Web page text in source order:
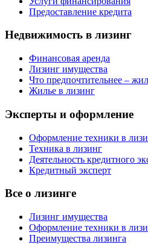
Предоставление кредита
Недвижимость в лизинг
Финансовая аренда
Лизинг имущества
Что предпочтительнее –
Жилье в лизинг
Эксперты и оформление
Оформление техники в
Техника в лизинг
Деятельность кредитного
Кредитный эксперт
Все о лизинге
Лизинг имущества
Оформление техники в
Преимущества лизинга